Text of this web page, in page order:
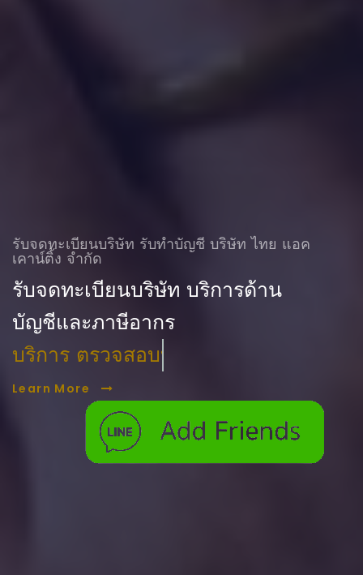
รับจดทะเบียนบริษัท รับทําบัญชี บริษัท ไทย แอค
เคาน์ติ้ง จำกัด
รับจดทะเบียนบริษัท บริการด้าน
บัญชีและภาษีอากร
บริการ ตรวจสอบบัญชี
Learn More